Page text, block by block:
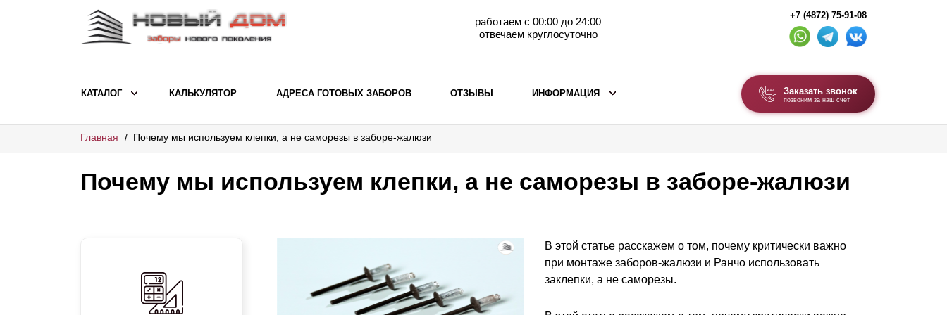
работаем с 00:00 до 24:00
отвечаем круглосуточно
+7 (4872) 75-91-08
КАТАЛОГ
ВЫБОР ПО МОДЕЛИ
Заборы Хай-тек
Заборы и ограждения для детских
ВЫБОР ПО МАТЕРИАЛУ
Заборы из евроштакетника
Забор жалюзи с кирпичными столбами
Металлические ограждения
Модульные заборы и ограждения
Комбинированные заборы
ВОРОТА И КАЛИТКИ
Ворота откатные
КАЛЬКУЛЯТОР АДРЕСА ГОТОВЫХ ЗАБОРОВ ОТЗЫВЫ ИНФОРМАЦИЯ Заказать звонок
позвоним за наш счет
Главная Почему мы используем клепки, а не саморезы в заборе-жалюзи
Почему мы используем клепки, а не саморезы в заборе-жалюзи
В этой статье расскажем о том, почему критически важно
при монтаже заборов-жалюзи и Ранчо использовать
заклепки, а не саморезы.